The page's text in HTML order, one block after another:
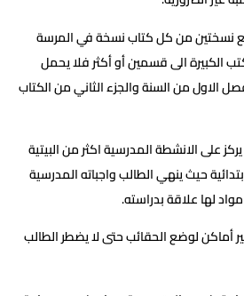
نسختين من كل كتاب نسخة في المرسة
الكبيرة الى قسمين أو أكثر فلا يحمل
الاول من السنة والجزء الثاني من الكتاب
يركز على الانشطة المدرسية اكثر من البيتية
حيث ينهي الطالب واجباته المدرسية
لها علاقة بدراسته.
أماكن لوضع الحقائب حتى لا يضطر الطالب